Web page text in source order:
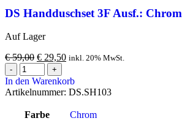
DS Handduschset 3F Ausf.: Chrom
Auf Lager
€59,00 € 29,50 inkl. 20% MwSt.
In den Warenkorb
Artikelnummer: DS.SH103
Farbe Chrom